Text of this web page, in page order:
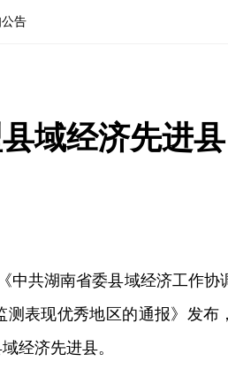
告
域经济先进县
中共湖南省委县域经济工作协
表现优秀地区的通报》发布
经济先进县。